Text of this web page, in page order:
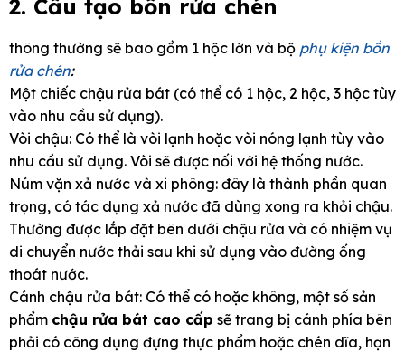
2. Cấu tạo bồn rửa chén
thông thường sẽ bao gồm 1 hộc lớn và bộ phụ kiện bồn
rửa chén:
Một chiếc chậu rửa bát (có thể có 1 hộc, 2 hộc, 3 hộc tùy
vào nhu cầu sử dụng).
Vòi chậu: Có thể là vòi lạnh hoặc vòi nóng lạnh tùy vào
nhu cầu sử dụng. Vòi sẽ được nối với hệ thống nước.
Núm vặn xả nước và xi phông: đây là thành phần quan
trọng, có tác dụng xả nước đã dùng xong ra khỏi chậu.
Thường được lắp đặt bên dưới chậu rửa và có nhiệm vụ
di chuyển nước thải sau khi sử dụng vào đường ống
thoát nước.
Cánh chậu rửa bát: Có thể có hoặc không, một số sản
phẩm chậu rửa bát cao cấp sẽ trang bị cánh phía bên
phải có công dụng đựng thực phẩm hoặc chén dĩa, hạn